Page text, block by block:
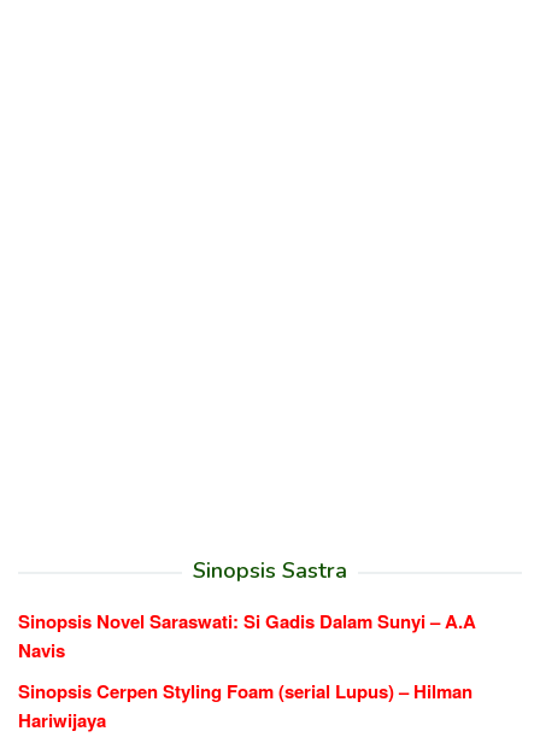
Sinopsis Sastra
Sinopsis Novel Saraswati: Si Gadis Dalam Sunyi – A.A
Navis
Sinopsis Cerpen Styling Foam (serial Lupus) – Hilman
Hariwijaya